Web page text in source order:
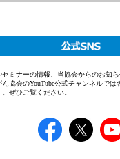
セミナーの情報、当協会からのお知
ん協会のYouTube公式チャンネルで
ぜひご覧ください。